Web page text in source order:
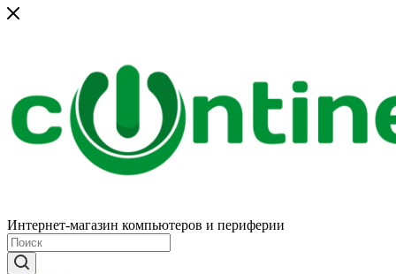
Интернет-магазин компьютеров и периферии